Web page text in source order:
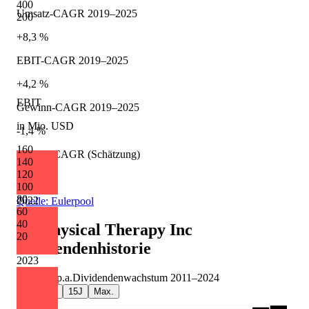
400
200
2022
2023
EBIT
in Mio. USD
160
140
120
100
80
60
40
20
Umsatz-CAGR 2019–2025
+8,3 %
EBIT-CAGR 2019–2025
+4,2 %
Gewinn-CAGR 2019–2025
-1,4 %
Umsatz-CAGR (Schätzung)
+8,0 %
Quelle: Eulerpool
US Physical Therapy Inc
Dividendenhistorie
p.a.Dividendenwachstum 2011–2024
15J Max.